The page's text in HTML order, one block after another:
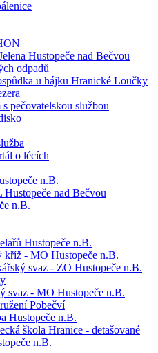
Hustopeče nad Bečvou
odpadů
u hájku Hranické Loučky
pečovatelskou službou
o lécích
n.B.
Hustopeče nad Bečvou
n.B.
Hustopeče n.B.
kříž - MO Hustopeče n.B.
svaz - ZO Hustopeče n.B.
svaz - MO Hustopeče n.B.
Pobečví
Hustopeče n.B.
škola Hranice - detašované
n.B.